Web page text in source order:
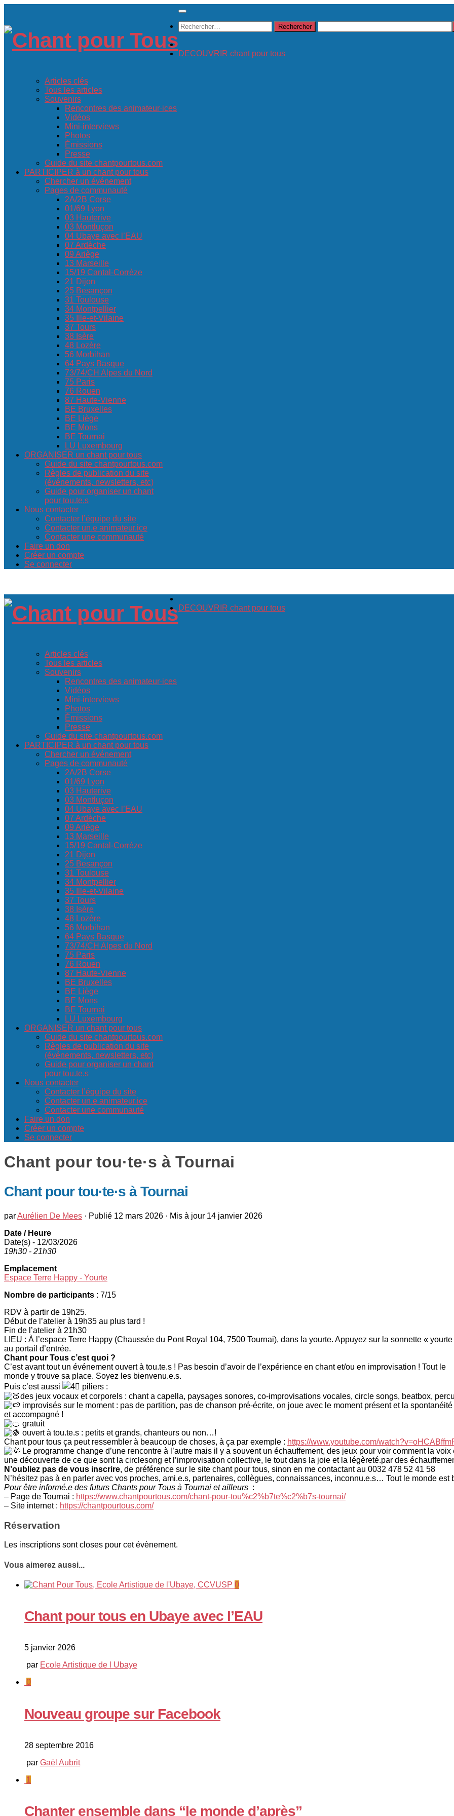
content
Rechercher :
DECOUVRIR chant pour tous
Articles clés
Tous les articles
Souvenirs
Rencontres des animateur·ices
Vidéos
Mini-interviews
Photos
Émissions
Presse
Guide du site chantpourtous.com
PARTICIPER à un chant pour tous
Chercher un événement
Pages de communauté
2A/2B Corse
01/69 Lyon
03 Hauterive
03 Montluçon
04 Ubaye avec l’EAU
07 Ardèche
09 Ariège
13 Marseille
15/19 Cantal-Corrèze
21 Dijon
25 Besançon
31 Toulouse
34 Montpellier
35 Ille-et-Vilaine
37 Tours
38 Isère
48 Lozère
56 Morbihan
64 Pays Basque
73/74/CH Alpes du Nord
75 Paris
76 Rouen
87 Haute-Vienne
BE Bruxelles
BE Liège
BE Mons
BE Tournai
LU Luxembourg
ORGANISER un chant pour tous
Guide du site chantpourtous.com
Règles de publication du site
(événements, newsletters, etc)
Guide pour organiser un chant
pour tou.te.s
Nous contacter
Contacter l’équipe du site
Contacter un.e animateur.ice
Contacter une communauté
Faire un don
Créer un compte
Se connecter
DECOUVRIR chant pour tous
Articles clés
Tous les articles
Souvenirs
Rencontres des animateur·ices
Vidéos
Mini-interviews
Photos
Émissions
Presse
Guide du site chantpourtous.com
PARTICIPER à un chant pour tous
Chercher un événement
Pages de communauté
2A/2B Corse
01/69 Lyon
03 Hauterive
03 Montluçon
04 Ubaye avec l’EAU
07 Ardèche
09 Ariège
13 Marseille
15/19 Cantal-Corrèze
21 Dijon
25 Besançon
31 Toulouse
34 Montpellier
35 Ille-et-Vilaine
37 Tours
38 Isère
48 Lozère
56 Morbihan
64 Pays Basque
73/74/CH Alpes du Nord
75 Paris
76 Rouen
87 Haute-Vienne
BE Bruxelles
BE Liège
BE Mons
BE Tournai
LU Luxembourg
ORGANISER un chant pour tous
Guide du site chantpourtous.com
Règles de publication du site
(événements, newsletters, etc)
Guide pour organiser un chant
pour tou.te.s
Nous contacter
Contacter l’équipe du site
Contacter un.e animateur.ice
Contacter une communauté
Faire un don
Créer un compte
Se connecter
Chant pour tou·te·s à Tournai
Chant pour tou·te·s à Tournai
parAurélien De Mees · Publié 12 mars 2026 · Mis à jour 14 janvier 2026
Date / Heure
Date(s) - 12/03/2026
19h30 - 21h30
Emplacement
Espace Terre Happy - Yourte
Nombre de participants : 7/15
RDV à partir de 19h25.
Début de l’atelier à 19h35 au plus tard !
Fin de l’atelier à 21h30
LIEU : À l’espace Terre Happy (Chaussée du Pont Royal 104, 7500 Tournai), dans la yourte. Appuyez sur la sonnette « yourte
au portail d’entrée.
Chant pour Tous c’est quoi ?
C’est avant tout un événement ouvert à tou.te.s ! Pas besoin d’avoir de l’expérience en chant et/ou en improvisation ! Tout le
monde y trouve sa place. Soyez les bienvenu.e.s.
Puis c’est aussi
piliers :
des jeux vocaux et corporels : chant a capella, paysages sonores, co-improvisations vocales, circle songs, beatbox,
improvisés sur le moment : pas de partition, pas de chanson pré-écrite, on joue avec le moment présent et la
et accompagné !
gratuit
ouvert à tou.te.s : petits et grands, chanteurs ou non…!
Chant pour tous ça peut ressembler à beaucoup de choses, à ça par exemple : https://www.youtube.com/
Le programme change d’une rencontre à l’autre mais il y a souvent un échauffement, des jeux pour voir comment la
une découverte de ce que sont la circlesong et l’improvisation collective, le tout dans la joie et la légèreté.par des
N’oubliez pas de vous inscrire, de préférence sur le site chant pour tous, sinon en me contactant au 0032 478 52 41 58
N’hésitez pas à en parler avec vos proches, ami.e.s, partenaires, collègues, connaissances, inconnu.e.s… Tout le monde est
Pour être informé.e des futurs Chants pour Tous à Tournai et ailleurs :
– Page de Tournai : https://www.chantpourtous.com/chant-pour-tou%c2%b7te%c2%b7s-tournai/
– Site internet : https://chantpourtous.com/
Réservation
Les inscriptions sont closes pour cet évènement.
Vous aimerez aussi...
0
Chant pour tous en Ubaye avec l’EAU
5 janvier 2026
par Ecole Artistique de l Ubaye
0
Nouveau groupe sur Facebook
28 septembre 2016
par Gaël Aubrit
1
Chanter ensemble dans “le monde d’après”